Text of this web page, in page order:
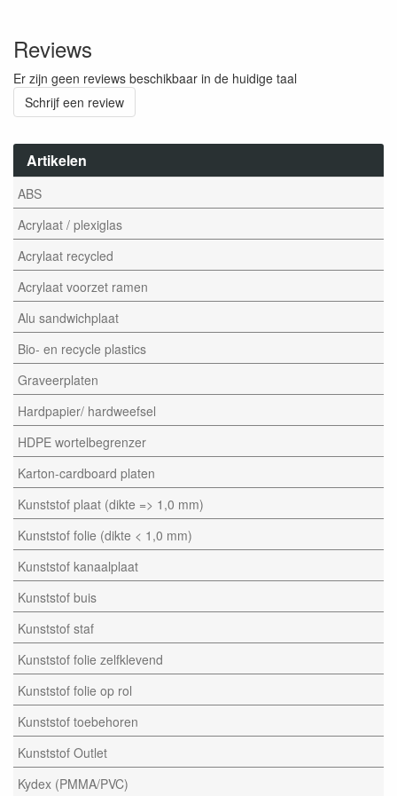
Artikelen
ABS
Acrylaat / plexiglas
Acrylaat recycled
Acrylaat voorzet ramen
Alu sandwichplaat
Bio- en recycle plastics
Graveerplaten
Hardpapier/ hardweefsel
HDPE wortelbegrenzer
Karton-cardboard platen
Kunststof plaat (dikte => 1,0 mm)
Kunststof folie (dikte < 1,0 mm)
Kunststof kanaalplaat
Kunststof buis
Kunststof staf
Kunststof folie zelfklevend
Kunststof folie op rol
Kunststof toebehoren
Kunststof Outlet
Kydex (PMMA/PVC)
Reviews
Er zijn geen reviews beschikbaar in de huidige taal
Schrijf een review